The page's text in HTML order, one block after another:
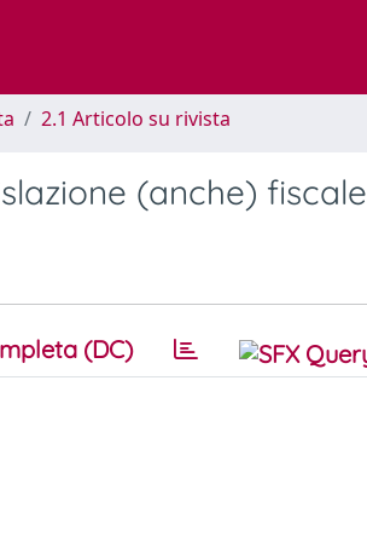
2.1 Articolo su rivista
(anche) fiscale
(DC)